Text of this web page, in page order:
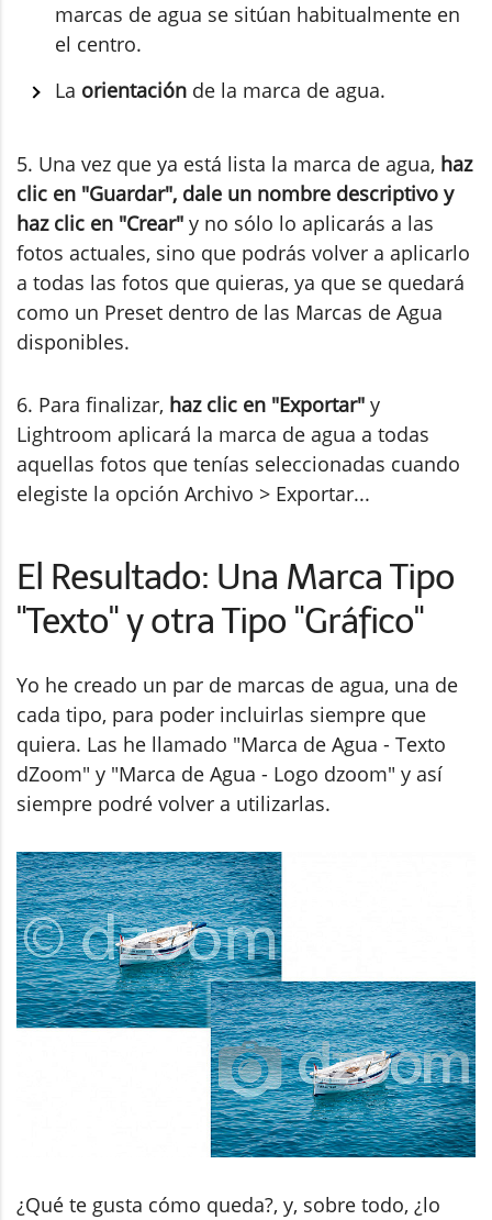
marcas de agua se sitúan habitualmente en
el centro.
La orientación de la marca de agua.
5. Una vez que ya está lista la marca de agua, haz
clic en "Guardar", dale un nombre descriptivo y
haz clic en "Crear" y no sólo lo aplicarás a las
fotos actuales, sino que podrás volver a aplicarlo
a todas las fotos que quieras, ya que se quedará
como un Preset dentro de las Marcas de Agua
disponibles.
6. Para finalizar, haz clic en "Exportar" y
Lightroom aplicará la marca de agua a todas
aquellas fotos que tenías seleccionadas cuando
elegiste la opción Archivo > Exportar...
El Resultado: Una Marca Tipo
"Texto" y otra Tipo "Gráfico"
Yo he creado un par de marcas de agua, una de
cada tipo, para poder incluirlas siempre que
quiera. Las he llamado "Marca de Agua - Texto
dZoom" y "Marca de Agua - Logo dzoom" y así
siempre podré volver a utilizarlas.
¿Qué te gusta cómo queda?, y, sobre todo, ¿lo